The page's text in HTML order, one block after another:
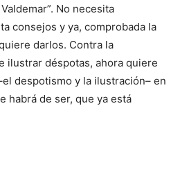
No necesita
consejos y ya, comprobada la
darlos. Contra la
ilustrar déspotas, ahora quiere
despotismo y la ilustración– en
habrá de ser, que ya está